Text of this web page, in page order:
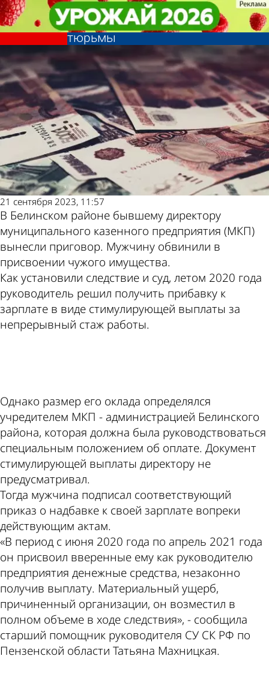
Незаконно повысивший себе
зарплату директор МКП избежал
тюрьмы
Криминал
21 сентября 2023, 11:57
В Белинском районе бывшему директору
муниципального казенного предприятия (МКП)
вынесли приговор. Мужчину обвинили в
присвоении чужого имущества.
Как установили следствие и суд, летом 2020 года
руководитель решил получить прибавку к
зарплате в виде стимулирующей выплаты за
непрерывный стаж работы.
Однако размер его оклада определялся
учредителем МКП - администрацией Белинского
района, которая должна была руководствоваться
специальным положением об оплате. Документ
стимулирующей выплаты директору не
предусматривал.
Тогда мужчина подписал соответствующий
приказ о надбавке к своей зарплате вопреки
действующим актам.
«В период с июня 2020 года по апрель 2021 года
он присвоил вверенные ему как руководителю
предприятия денежные средства, незаконно
получив выплату. Материальный ущерб,
причиненный организации, он возместил в
полном объеме в ходе следствия», - сообщила
старший помощник руководителя СУ СК РФ по
Пензенской области Татьяна Махницкая.
Незаконно повысивший себе
зарплату директор МКП избежал
тюрьмы
Криминал
Другие новости
по теме
Погода и курсы
валют в Пензе